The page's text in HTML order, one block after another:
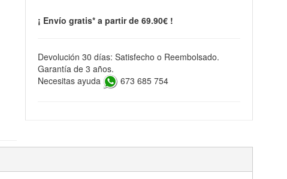
¡ Envío gratis* a partir de 69.90€ !
Devolución 30 días: Satisfecho o Reembolsado.
Garantía de 3 años.
Necesitas ayuda
673 685 754